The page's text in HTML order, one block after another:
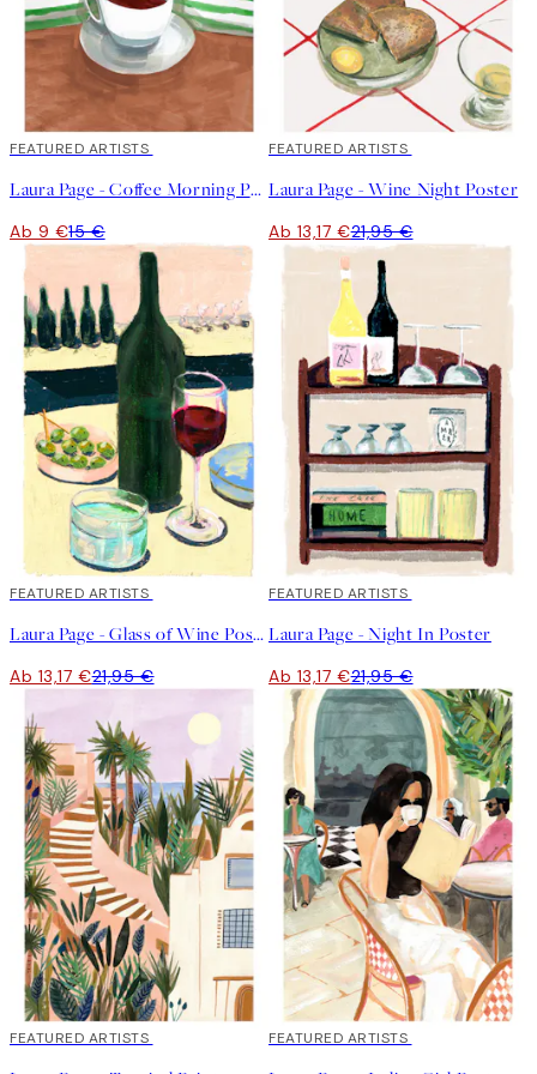
40%*
FEATURED ARTISTS
Laura Page - Coffee Morning Poster
Ab 9 €15 €
40%*
FEATURED ARTISTS
Laura Page - Wine Night Poster
Ab 13,17 €21,95 €
40%*
FEATURED ARTISTS
Laura Page - Glass of Wine Poster
Ab 13,17 €21,95 €
40%*
FEATURED ARTISTS
Laura Page - Night In Poster
Ab 13,17 €21,95 €
40%*
FEATURED ARTISTS 40%*
FEATURED ARTISTS